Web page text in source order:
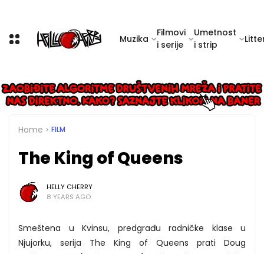
Muzika
Filmovi
i serije
Umetnost
i strip
Home FILM
The King of Queens
HELLY CHERRY
8 YEARS AGO
Smeštena u Kvinsu, predgrađu radničke klase u
Njujorku, serija The King of Queens prati Doug